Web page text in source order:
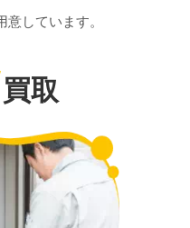
意しています。
買取